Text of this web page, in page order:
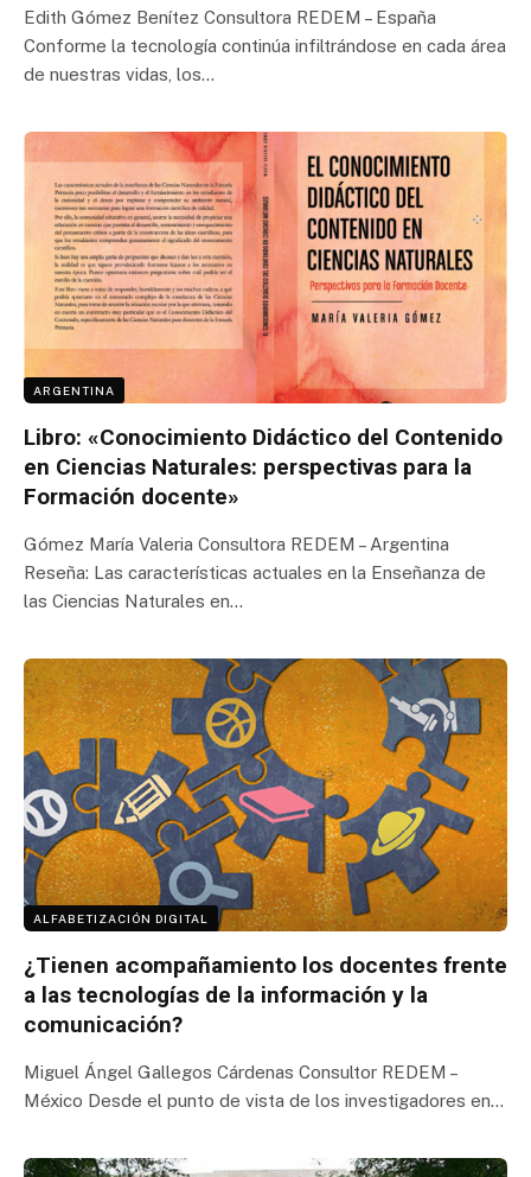
Edith Gómez Benítez Consultora REDEM – España
Conforme la tecnología continúa infiltrándose en cada área
de nuestras vidas, los…
ARGENTINA
Libro: «Conocimiento Didáctico del Contenido
en Ciencias Naturales: perspectivas para la
Formación docente»
Gómez María Valeria Consultora REDEM – Argentina
Reseña: Las características actuales en la Enseñanza de
las Ciencias Naturales en…
ALFABETIZACIÓN DIGITAL
¿Tienen acompañamiento los docentes frente
a las tecnologías de la información y la
comunicación?
Miguel Ángel Gallegos Cárdenas Consultor REDEM –
México Desde el punto de vista de los investigadores en…